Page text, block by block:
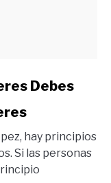
Debes
hay principios
Si las personas